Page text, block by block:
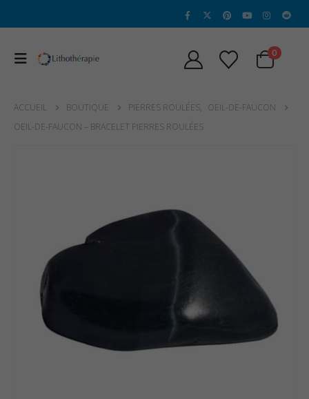
0
ACCUEIL BOUTIQUE PIERRES ROULÉES, OEIL-DE-FAUCON
OEIL-DE-FAUCON – BRACELET PIERRES ROULÉES